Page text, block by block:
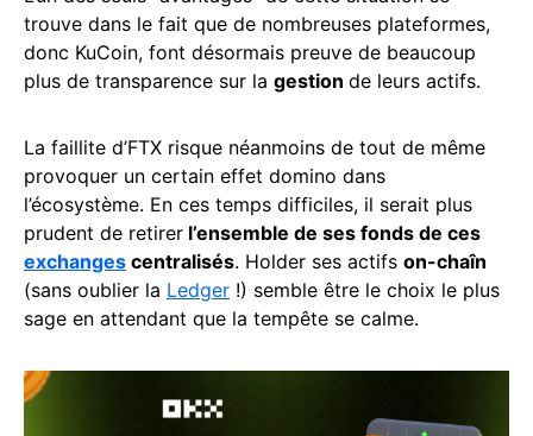
trouve dans le fait que de nombreuses plateformes,
donc KuCoin, font désormais preuve de beaucoup
plus de transparence sur la gestion de leurs actifs.
La faillite d’FTX risque néanmoins de tout de même
provoquer un certain effet domino dans
l’écosystème. En ces temps difficiles, il serait plus
prudent de retirer l’ensemble de ses fonds de ces
exchanges centralisés. Holder ses actifs on-chaîn
(sans oublier la Ledger !) semble être le choix le plus
sage en attendant que la tempête se calme.